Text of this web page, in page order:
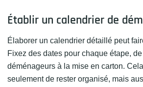
Établir un calendrier de
Élaborer un calendrier détaillé peut
Fixez des dates pour chaque étape,
déménageurs à la mise en carton.
seulement de rester organisé, mais